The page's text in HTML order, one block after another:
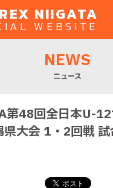
NIIGATA
WEBSITE
NEWS
ニュース
第48回全日本U-
大会 1・2回戦